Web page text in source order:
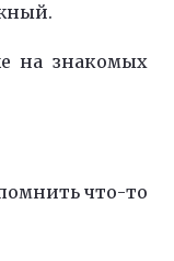
на знакомых
что-то